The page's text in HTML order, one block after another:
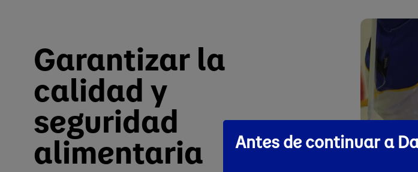
Antes de continuar a
Garantizar la
calidad y
seguridad
alimentaria